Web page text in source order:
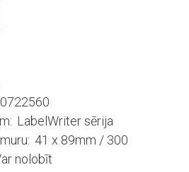
LabelWriter sērija
41 x 89mm / 300
nolobīt